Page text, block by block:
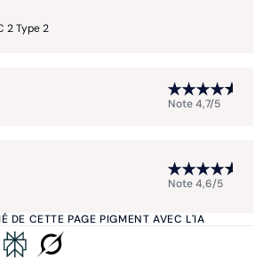
DE CETTE PAGE PIGMENT AVEC L'IA
2 Type 2
Note 4,7/5
Note 4,6/5